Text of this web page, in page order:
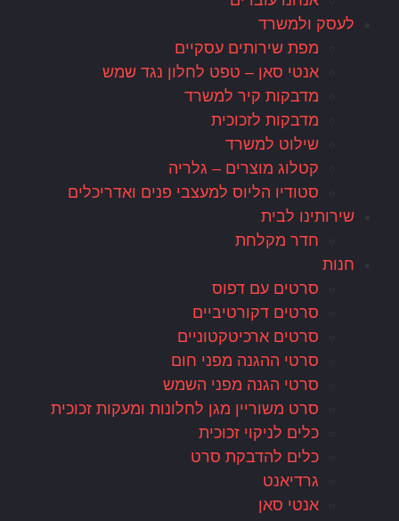
לעסק ולמשרד
מפת שירותים עסקיים
אנטי סאן – טפט לחלון נגד שמש
מדבקות קיר למשרד
מדבקות לזכוכית
שילוט למשרד
קטלוג מוצרים – גלריה
סטודיו הליוס למעצבי פנים ואדריכלים
שירותינו לבית
חדר מקלחת
חנות
סרטים עם דפוס
סרטים דקורטיביים
סרטים ארכיטקטוניים
סרטי ההגנה מפני חום
סרטי הגנה מפני השמש
סרט משוריין מגן לחלונות ומעקות זכוכית
כלים לניקוי זכוכית
כלים להדבקת סרט
גרדיאנט
אנטי סאן